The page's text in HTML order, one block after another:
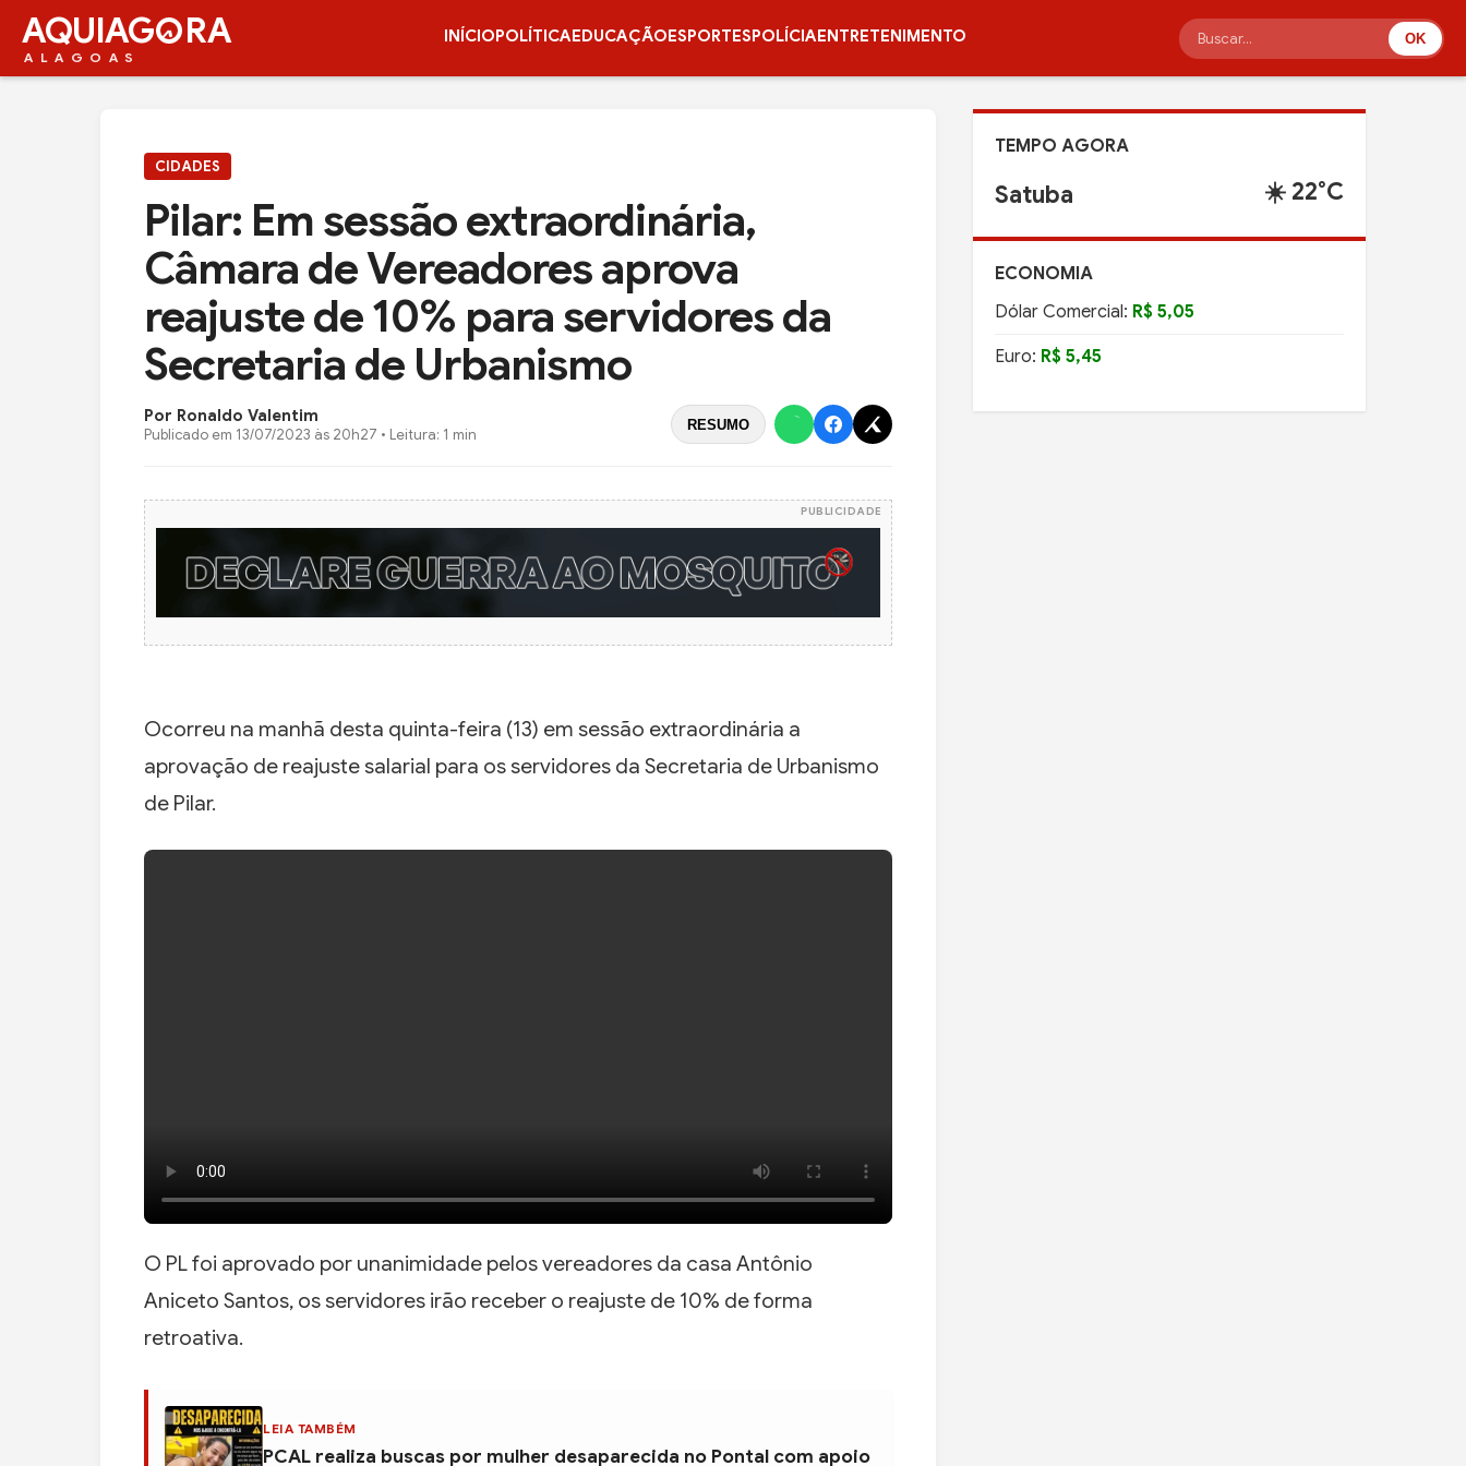
AQUIAG RA
ALAGOAS
INÍCIOPOLÍTICAEDUCAÇÃOESPORTESPOLÍCIAENTRETENIMENTO OK
CIDADES
Pilar: Em sessão extraordinária,
Câmara de Vereadores aprova
reajuste de 10% para servidores da
Secretaria de Urbanismo
Por Ronaldo Valentim
Publicado em 13/07/2023 às 20h27 • Leitura: 1 min
RESUMO
PUBLICIDADE
Ocorreu na manhã desta quinta-feira (13) em sessão extraordinária a
aprovação de reajuste salarial para os servidores da Secretaria de Urbanismo
de Pilar.
O PL foi aprovado por unanimidade pelos vereadores da casa Antônio
Aniceto Santos, os servidores irão receber o reajuste de 10% de forma
retroativa.
LEIA TAMBÉM
PCAL realiza buscas por mulher desaparecida no Pontal com apoio
TEMPO AGORA
Satuba ☀️ 22°C
ECONOMIA
Dólar Comercial: R$ 5,05
Euro: R$ 5,45